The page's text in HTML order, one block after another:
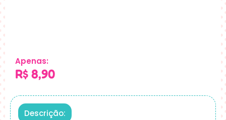
Apenas:
R$ 8,90
Descrição: